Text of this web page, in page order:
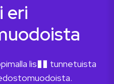
eri
lis�� tunnetuista